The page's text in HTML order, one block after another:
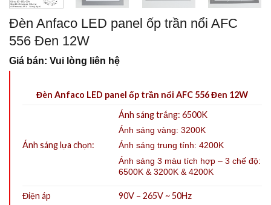
Đèn Anfaco LED panel ốp trần nổi AFC
556 Đen 12W
Giá bán: Vui lòng liên hệ
Đèn Anfaco LED panel ốp trần nổi AFC 556 Đen 12W
Ánh sáng lựa chọn:
Ánh sáng trắng: 6500K
Ánh sáng vàng: 3200K
Ánh sáng trung tính: 4200K
Ánh sáng 3 màu tích hợp – 3 chế độ:
6500K & 3200K & 4200K
Điện áp
90V – 265V ~ 50Hz